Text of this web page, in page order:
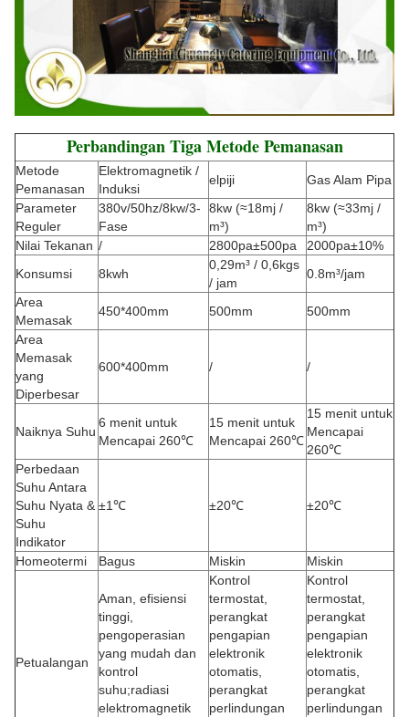
Perbandingan Tiga Metode Pemanasan
Metode
Pemanasan
Elektromagnetik /
Induksi
elpiji
Gas Alam Pipa
Parameter
Reguler
380v/50hz/8kw/3-
Fase
8kw (≈18mj /
m³)
8kw (≈33mj /
m³)
Nilai Tekanan / 2800pa±500pa
2000pa±10%
Konsumsi
8kwh
0,29m³ / 0,6kgs
/ jam
0.8m³/jam
Area
Memasak
450*400mm 500mm
500mm
Area
Memasak
yang
Diperbesar
600*400mm / /
Naiknya Suhu
6 menit untuk
Mencapai 260℃
15 menit untuk
Mencapai 260℃
15 menit untuk
Mencapai
260℃
Perbedaan
Suhu Antara
Suhu Nyata &
Suhu
Indikator
±1℃ ±20℃ ±20℃
Homeotermi Bagus Miskin Miskin
Petualangan
Aman, efisiensi
tinggi,
pengoperasian
yang mudah dan
kontrol
suhu;radiasi
elektromagnetik
Kontrol
termostat,
perangkat
pengapian
elektronik
otomatis,
perangkat
perlindungan
Kontrol
termostat,
perangkat
pengapian
elektronik
otomatis,
perangkat
perlindungan